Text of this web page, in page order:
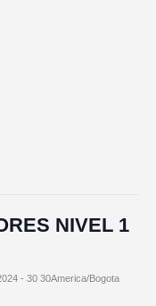
NIVEL 1
- 30 30America/Bogota